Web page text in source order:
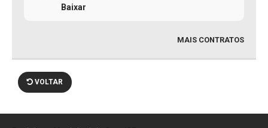
Baixar
MAIS CONTRATOS
VOLTAR